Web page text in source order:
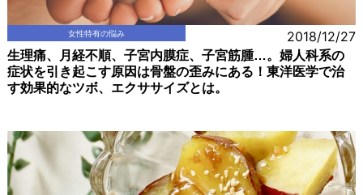
女性特有の悩み 2018/12/27
生理痛、月経不順、子宮内膜症、子宮筋腫…。婦人科系の
症状を引き起こす原因は骨盤の歪みにある！東洋医学で治
す効果的なツボ、エクササイズとは。